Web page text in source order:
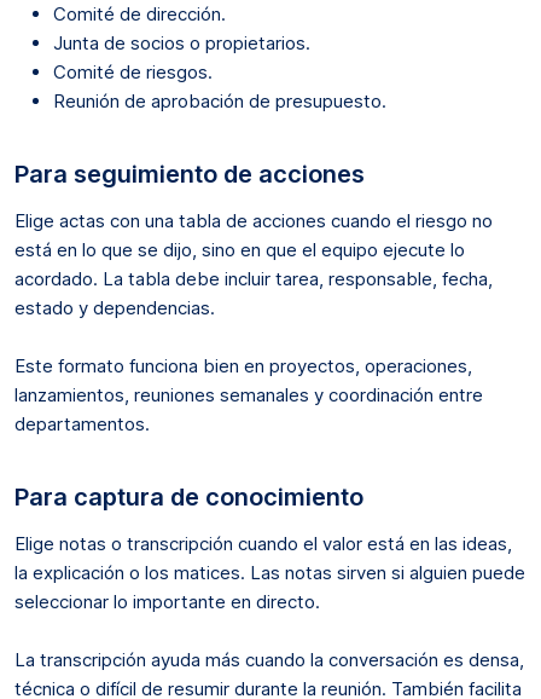
Comité de dirección.
Junta de socios o propietarios.
Comité de riesgos.
Reunión de aprobación de presupuesto.
Para seguimiento de acciones
Elige actas con una tabla de acciones cuando el riesgo no
está en lo que se dijo, sino en que el equipo ejecute lo
acordado. La tabla debe incluir tarea, responsable, fecha,
estado y dependencias.
Este formato funciona bien en proyectos, operaciones,
lanzamientos, reuniones semanales y coordinación entre
departamentos.
Para captura de conocimiento
Elige notas o transcripción cuando el valor está en las ideas,
la explicación o los matices. Las notas sirven si alguien puede
seleccionar lo importante en directo.
La transcripción ayuda más cuando la conversación es densa,
técnica o difícil de resumir durante la reunión. También facilita